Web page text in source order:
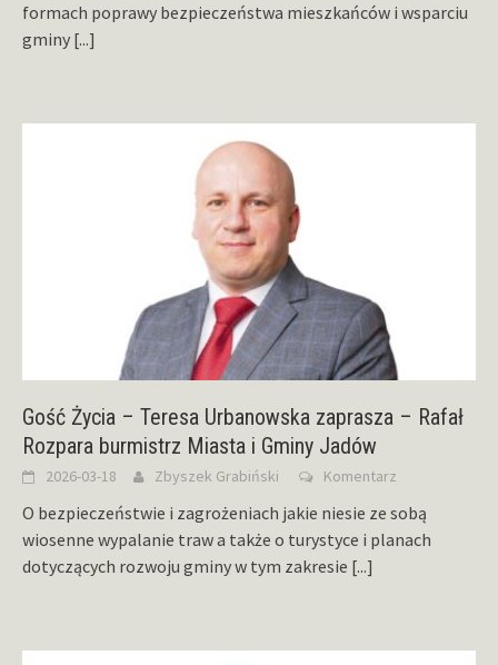
formach poprawy bezpieczeństwa mieszkańców i wsparciu
gminy [...]
Gość Życia – Teresa Urbanowska zaprasza – Rafał
Rozpara burmistrz Miasta i Gminy Jadów
2026-03-18 Zbyszek Grabiński Komentarz
O bezpieczeństwie i zagrożeniach jakie niesie ze sobą
wiosenne wypalanie traw a także o turystyce i planach
dotyczących rozwoju gminy w tym zakresie [...]